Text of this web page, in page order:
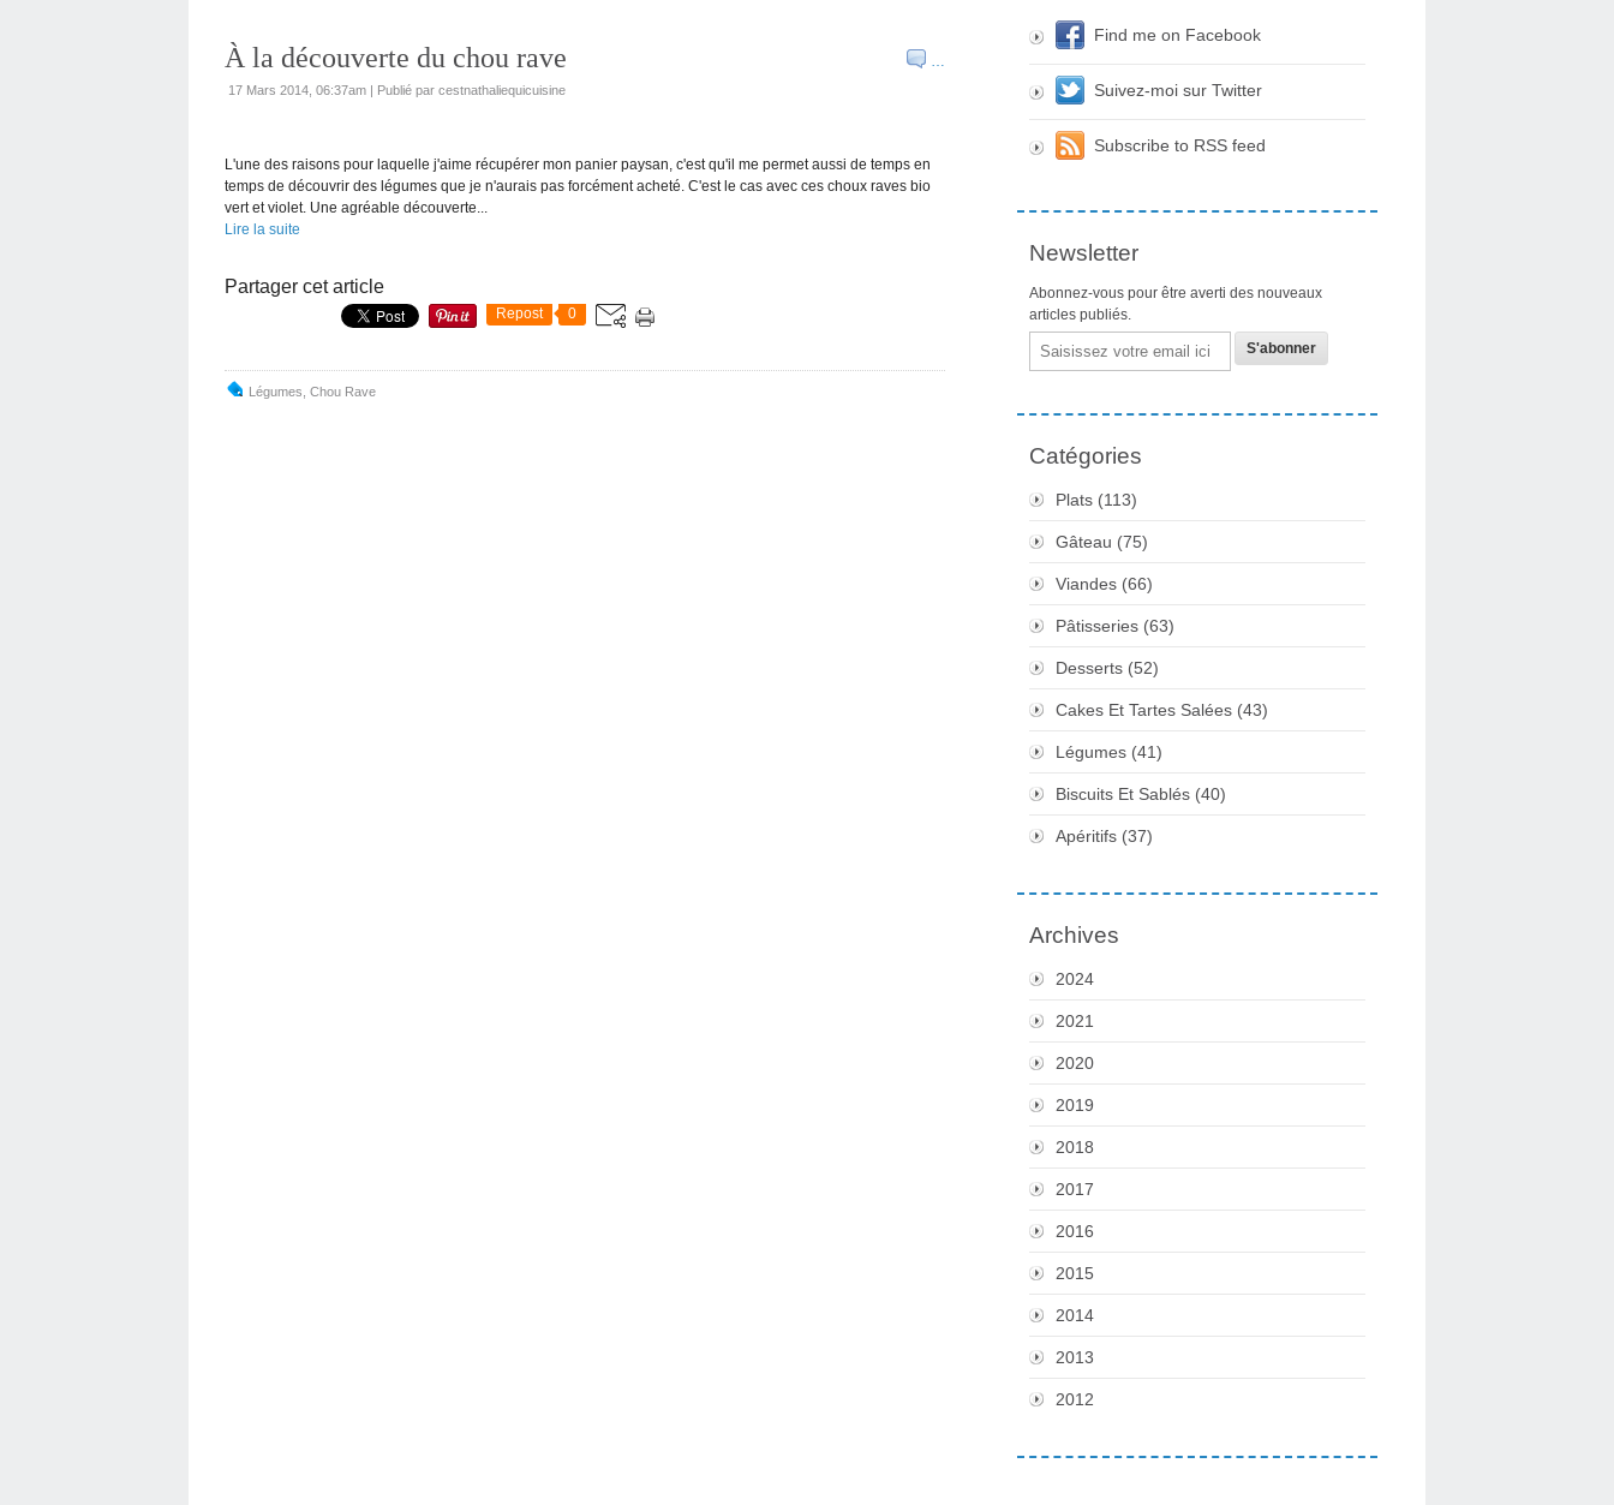
…
À la découverte du chou rave
17 Mars 2014, 06:37am | Publié par cestnathaliequicuisine
L'une des raisons pour laquelle j'aime récupérer mon panier paysan, c'est qu'il me permet aussi de temps en
temps de découvrir des légumes que je n'aurais pas forcément acheté. C'est le cas avec ces choux raves bio
vert et violet. Une agréable découverte...
Lire la suite
Partager cet article
Repost 0
Légumes Chou Rave
Find me on Facebook
Suivez-moi sur Twitter
Subscribe to RSS feed
Newsletter
Abonnez-vous pour être averti des nouveaux
articles publiés.
Email
Catégories
Plats (113)
Gâteau (75)
Viandes (66)
Pâtisseries (63)
Desserts (52)
Cakes Et Tartes Salées (43)
Légumes (41)
Biscuits Et Sablés (40)
Apéritifs (37)
Archives
2024
2021
2020
2019
2018
2017
2016
2015
2014
2013
2012